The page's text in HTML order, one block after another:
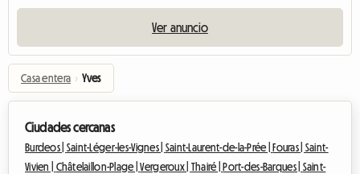
Ver anuncio
Casa entera › Yves
Ciudades cercanas
Burdeos | Saint-Léger-les-Vignes | Saint-Laurent-de-la-Prée | Fouras | Saint-
Vivien | Châtelaillon-Plage |Vergeroux | Thairé | Port-des-Barques | Saint-